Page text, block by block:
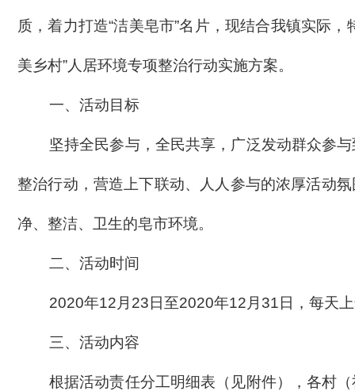
质，着力打造“洁美皂市”名片，现结合我镇实际，
美乡村”人居环境专项整治行动实施方案。
一、活动目标
坚持全民参与，全民共享， 广泛发动群众参
整治行动， 营造上下联动、人人参与的浓厚活动
净、整洁、卫生的皂市环境。
二、活动时间
2020年12月23日至2020年12月31日，每天
三、活动内容
根据活动责任分工明细表（见附件），各村